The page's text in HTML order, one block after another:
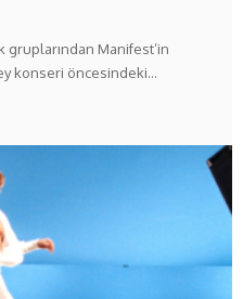
gruplarından Manifest’in
konseri öncesindeki…